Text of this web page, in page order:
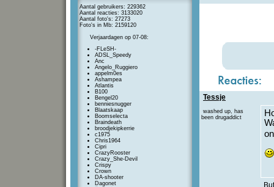
Aantal gebruikers: 229362
Aantal reacties: 3133020
Aantal foto's: 27273
Foto's in Mb: 2159120
Verjaardagen op 07-08:
-FLeSH-
ADSL_Speedy
Anc
Angelo_Ruggiero
appelm0es
Ashampea
Atlantis
B100
Bengel20
benniesnugger
Blaatskaap
Boomselecta
Braindeath
broodjekipkerrie
c1975
Chris1964
Cipri
CrazyRooster
Crazy_She-Devil
Crispy
Crown
DA-shooter
Dagonet
Tessje
washed up, has
been drugaddict